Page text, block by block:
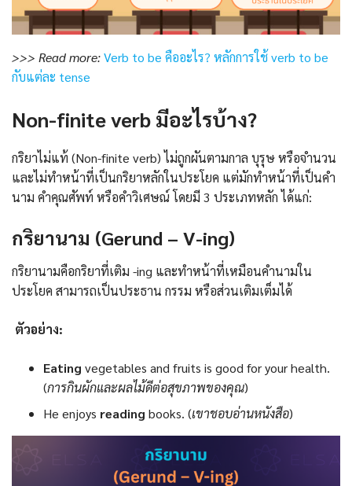
>>> Read more:Verb to be คืออะไร? หลักการใช้ verb to be
กับแต่ละ tense
Non-finite verb มีอะไรบ้าง?
กริยาไม่แท้ (Non-finite verb) ไม่ถูกผันตามกาล บุรุษ หรือจำนวน
และไม่ทำหน้าที่เป็นกริยาหลักในประโยค แต่มักทำหน้าที่เป็นคำ
นาม คำคุณศัพท์ หรือคำวิเศษณ์ โดยมี 3 ประเภทหลัก ได้แก่:
กริยานาม (Gerund – V-ing)
กริยานามคือกริยาที่เติม -ing และทำหน้าที่เหมือนคำนามใน
ประโยค สามารถเป็นประธาน กรรม หรือส่วนเติมเต็มได้
ตัวอย่าง:
Eating vegetables and fruits is good for your health.
(การกินผักและผลไม้ดีต่อสุขภาพของคุณ)
He enjoys reading books. (เขาชอบอ่านหนังสือ)